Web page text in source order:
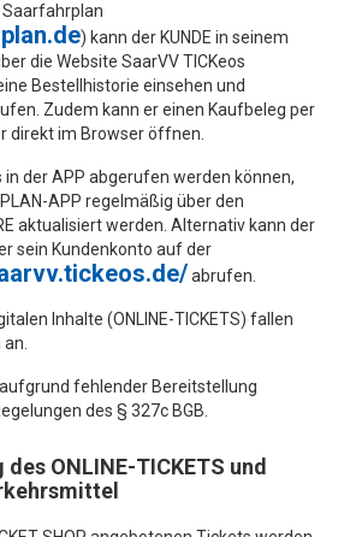
Saarfahrplan
) kann der KUNDE in seinem
die Website SaarVV TICKeos
Bestellhistorie einsehen und
Zudem kann er einen Kaufbeleg per
direkt im Browser öffnen.
in der APP abgerufen werden können,
APP regelmäßig über den
aktualisiert werden. Alternativ kann der
sein Kundenkonto auf der
abrufen.
Inhalte (ONLINE-TICKETS) fallen
fehlender Bereitstellung
des § 327c BGB.
ONLINE-TICKETS und